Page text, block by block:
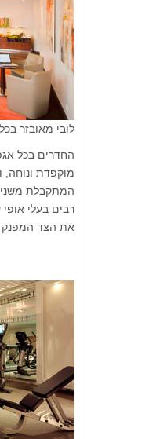
לובי מאובזר
החדרים בכל
מוקפדת
המתקבלת משני
רבים בעלי אופי
את הצד המפנק